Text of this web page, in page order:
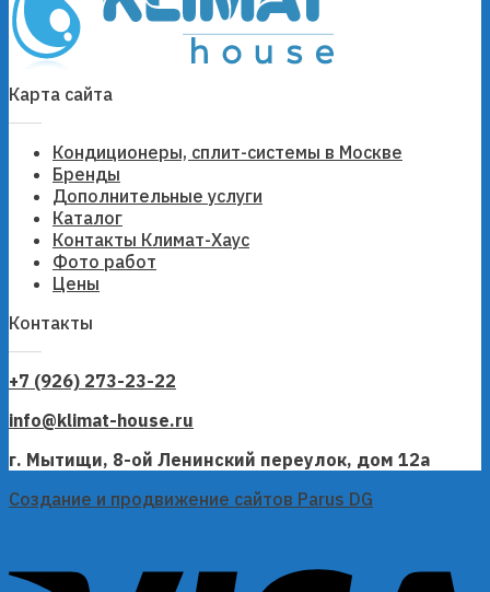
Карта сайта
Кондиционеры, сплит-системы в Москве
Бренды
Дополнительные услуги
Каталог
Контакты Климат-Хаус
Фото работ
Цены
Контакты
+7 (926) 273-23-22
info@klimat-house.ru
г. Мытищи, 8-ой Ленинский переулок, дом 12а
Создание и продвижение сайтов Parus DG